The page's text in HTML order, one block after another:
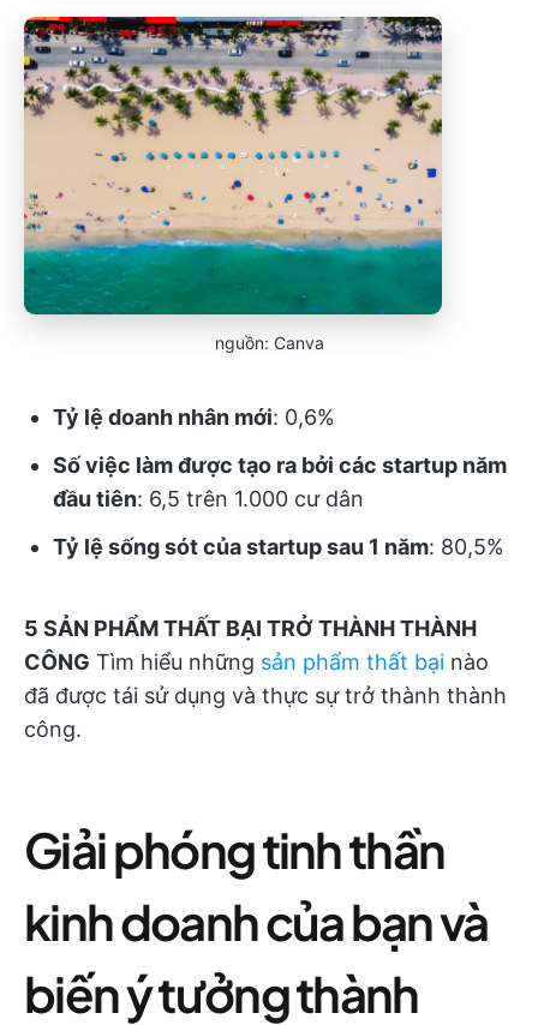
nguồn: Canva
Tỷ lệ doanh nhân mới: 0,6%
Số việc làm được tạo ra bởi các startup năm
đầu tiên: 6,5 trên 1.000 cư dân
Tỷ lệ sống sót của startup sau 1 năm: 80,5%
5 SẢN PHẨM THẤT BẠI TRỞ THÀNH THÀNH
CÔNG Tìm hiểu những sản phẩm thất bại nào
đã được tái sử dụng và thực sự trở thành thành
công.
Giải phóng tinh thần
kinh doanh của bạn và
biến ý tưởng thành